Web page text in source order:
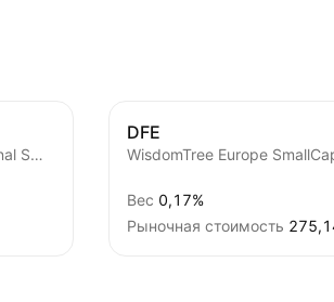
WisdomTree Dynamic International SmallCap Equity Fund
DFE
Вес 0,17%
Рыночная стоимость